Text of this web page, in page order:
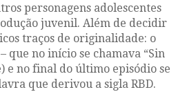
personagens adolescentes
juvenil. Além de decidir
traços de originalidade: o
que no início se chamava “Sin
e no final do último episódio se
que derivou a sigla RBD.